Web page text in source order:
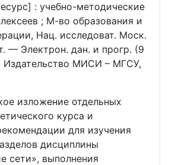
: учебно-методические
; М-во образования и
Нац. исследоват. Моск.
— Электрон. дан. и прогр. (9
МИСИ – МГСУ,
изложение отдельных
курса и
для изучения
дисциплины
сети», выполнения